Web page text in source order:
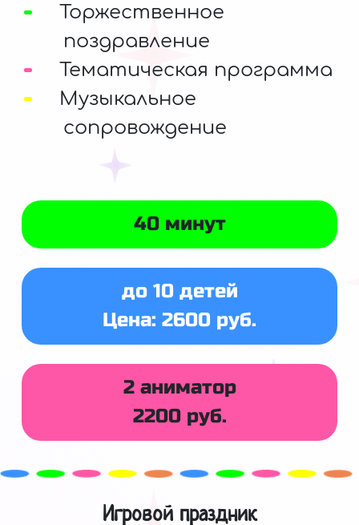
Торжественное
поздравление
Тематическая программа
Музыкальное
сопровождение
40 минут
до 10 детей
Цена: 2600 руб.
2 аниматор
2200 руб.
Игровой праздник